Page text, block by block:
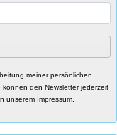
meiner persönlichen
können den Newsletter jederzeit
unserem Impressum.